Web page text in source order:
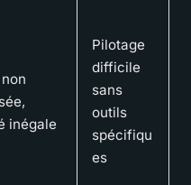
inégale
Pilotage
difficile
sans
outils
spécifiqu
es